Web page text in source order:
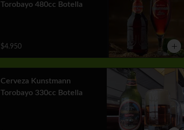
Torobayo 480cc Botella
$4.950
Cerveza Kunstmann
Torobayo 330cc Botella